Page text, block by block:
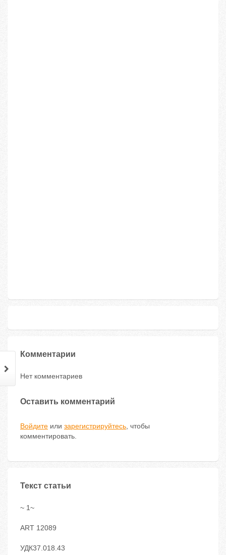
Комментарии
Нет комментариев
Оставить комментарий
Войдите или зарегистрируйтесь, чтобы
комментировать.
Текст статьи
~ 1~
ART 12089
УДК37.018.43